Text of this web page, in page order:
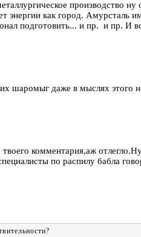
производство
как город. Амурсталь
подготовить... и пр. и пр. И
шаромыг даже в мыслях этого
комментария,аж
по распилу бабла